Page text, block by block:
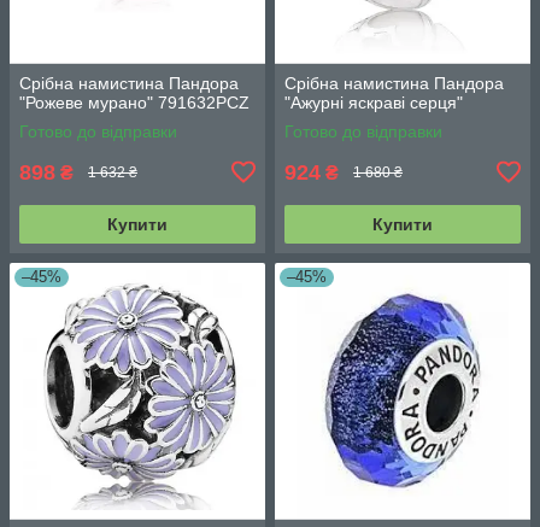
Срібна намистина Пандора
"Рожеве мурано" 791632PCZ
Готово до відправки
898 ₴ 1 632 ₴
Купити
Срібна намистина Пандора
"Ажурні яскраві серця"
Готово до відправки
924 ₴ 1 680 ₴
Купити
–45% –45%